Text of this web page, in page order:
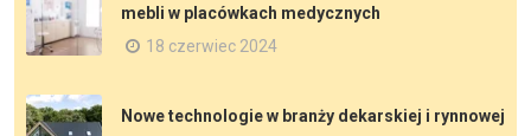
mebli w placówkach medycznych
18 czerwiec 2024
Nowe technologie w branży dekarskiej i rynnowej